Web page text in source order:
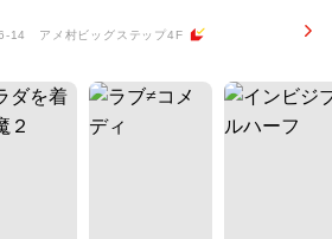
14 アメ村ビッグステップ4F